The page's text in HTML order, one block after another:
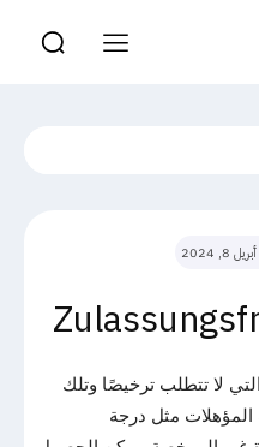
أبريل 8, 2024
لا تتطلب ترخيصًا وتلك
المؤهلات مثل درجة